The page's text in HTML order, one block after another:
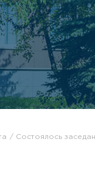
организации
/ Департаменты
центр
(перевода)
Состоялось